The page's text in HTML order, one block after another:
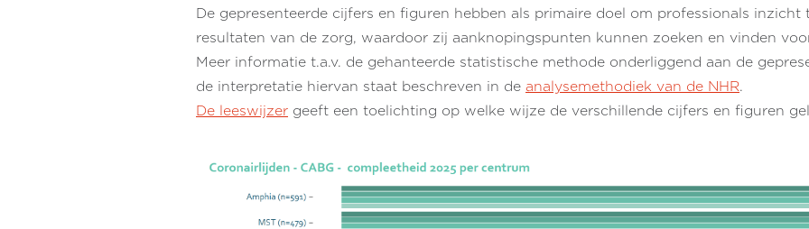
De gepresenteerde cijfers en figuren hebben als primaire doel om professionals
resultaten van de zorg, waardoor zij aanknopingspunten kunnen zoeken en vinden
Meer informatie t.a.v. de gehanteerde statistische methode onderliggend aan de
de interpretatie hiervan staat beschreven in de analysemethodiek van de NHR.
De leeswijzer geeft een toelichting op welke wijze de verschillende cijfers en figuren